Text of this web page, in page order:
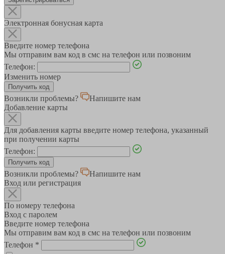
Электронная бонусная карта
Введите номер телефона
Мы отправим вам код в смс на телефон или позвоним
Телефон:
Изменить номер
Возникли проблемы?
Напишите нам
Добавление карты
Для добавления карты введите номер телефона, указанный
при получении карты
Телефон:
Возникли проблемы?
Напишите нам
Вход или регистрация
По номеру телефона
Вход с паролем
Введите номер телефона
Мы отправим вам код в смс на телефон или позвоним
Телефон *